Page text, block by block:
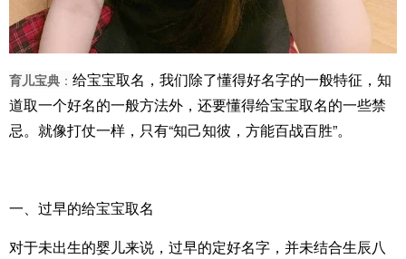
育儿宝典 ： 给宝宝取名，我们除了懂得好名字的一般特征，知
道取一个好名的一般方法外，还要懂得给宝宝取名的一些禁
忌。就像打仗一样，只有“知己知彼，方能百战百胜”。
一、过早的给宝宝取名
对于未出生的婴儿来说，过早的定好名字，并未结合生辰八